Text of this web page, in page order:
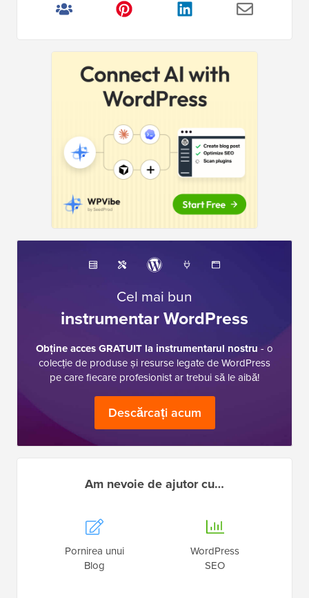
Cel mai bun
instrumentar WordPress
Obține acces GRATUIT la instrumentarul nostru - o
colecție de produse și resurse legate de WordPress
pe care fiecare profesionist ar trebui să le aibă!
Descărcați acum
Am nevoie de ajutor cu…
Pornirea unui
Blog
WordPress
SEO